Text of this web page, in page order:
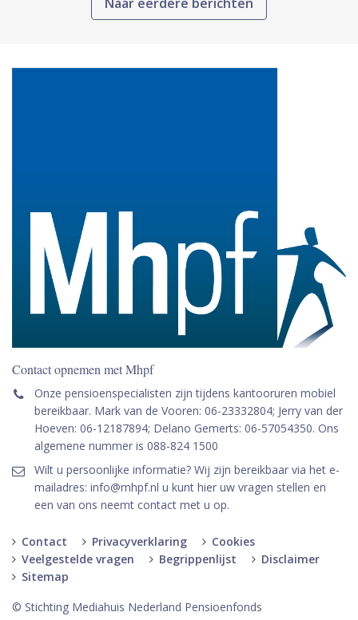
Contact opnemen met Mhpf
Onze pensioenspecialisten zijn tijdens kantooruren mobiel
bereikbaar. Mark van de Vooren: 06-23332804; Jerry van der
Hoeven: 06-12187894; Delano Gemerts: 06-57054350. Ons
algemene nummer is 088-824 1500
Wilt u persoonlijke informatie? Wij zijn bereikbaar via het e-
mailadres: info@mhpf.nl u kunt hier uw vragen stellen en
een van ons neemt contact met u op.
Contact Privacyverklaring
Cookies
Veelgestelde vragen
Begrippenlijst
Disclaimer
Sitemap
© Stichting Mediahuis Nederland Pensioenfonds